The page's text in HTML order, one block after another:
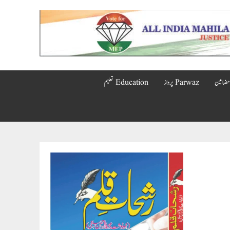
Parwaz پرواز Education تعلیم